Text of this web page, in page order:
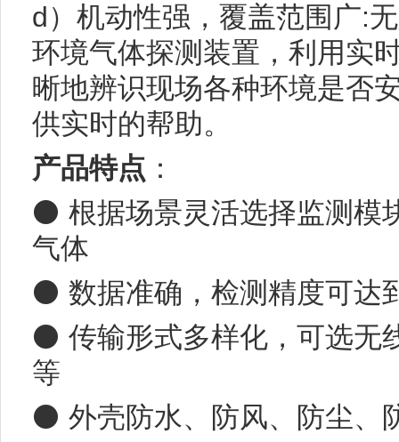
d）机动性强，覆盖范围广:
环境气体探测装置，利用实
晰地辨识现场各种环境是否
供实时的帮助。
产品特点 ：
⚫ 根据场景灵活选择监测模
气体
⚫ 数据准确，检测精度可达
⚫ 传输形式多样化，可选无
等
⚫ 外壳防水、防风、防尘、